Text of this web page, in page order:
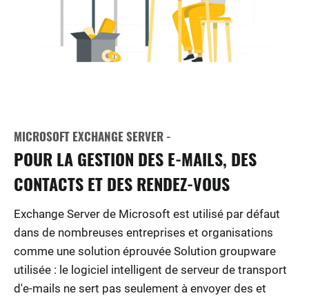
MICROSOFT EXCHANGE SERVER -
POUR LA GESTION DES E-MAILS, DES
CONTACTS ET DES RENDEZ-VOUS
Exchange Server de Microsoft est utilisé par défaut
dans de nombreuses entreprises et organisations
comme une solution éprouvée Solution groupware
utilisée : le logiciel intelligent de serveur de transport
d'e-mails ne sert pas seulement à envoyer des et